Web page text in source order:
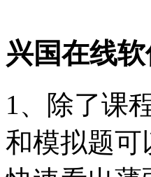
兴国在线
1、除了课
和模拟题可